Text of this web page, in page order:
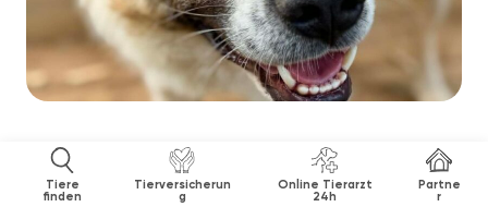
Tiere
finden
Tierversicherun
g
Online Tierarzt
24h
Partne
r